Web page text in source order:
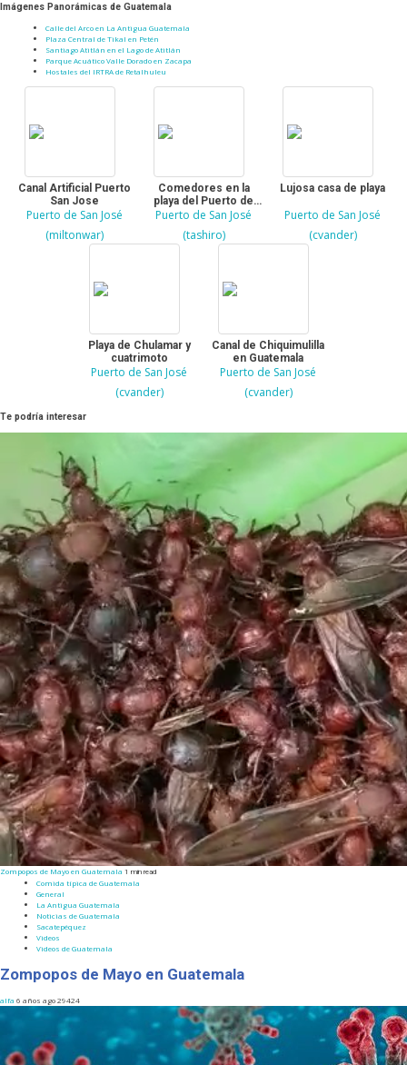
Imágenes Panorámicas de Guatemala
Calle del Arco en La Antigua Guatemala
Plaza Central de Tikal en Petén
Santiago Atitlán en el Lago de Atitlán
Parque Acuático Valle Dorado en Zacapa
Hostales del IRTRA de Retalhuleu
Canal Artificial Puerto
San Jose
Puerto de San José
(miltonwar)
Comedores en la
playa del Puerto de
San José
Puerto de San José
(tashiro)
Lujosa casa de playa
Puerto de San José
(cvander)
Playa de Chulamar y
cuatrimoto
Puerto de San José
(cvander)
Canal de Chiquimulilla
en Guatemala
Puerto de San José
(cvander)
Te podría interesar
Zompopos de Mayo en Guatemala 1 min read
Comida típica de Guatemala
General
La Antigua Guatemala
Noticias de Guatemala
Sacatepéquez
Videos
Videos de Guatemala
Zompopos de Mayo en Guatemala
alfa 6 años ago29424